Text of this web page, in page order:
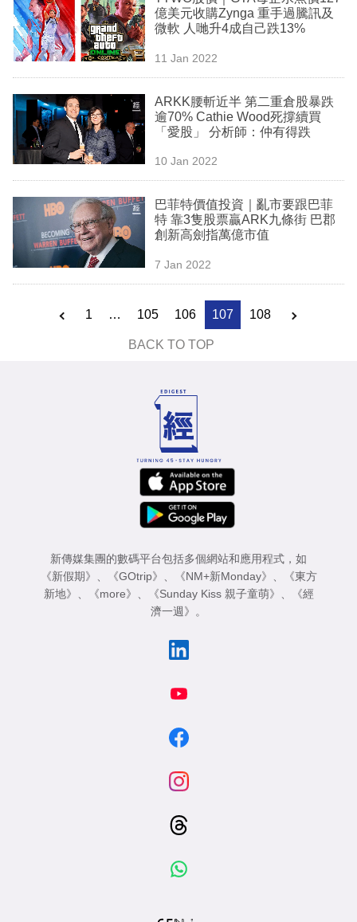
億美元收購Zynga 重手過騰訊及
微軟 人哋升4成自己跌13%
11 Jan 2022
ARKK腰斬近半 第二重倉股暴跌
逾70% Cathie Wood死撐續買
「愛股」 分析師：仲有得跌
10 Jan 2022
巴菲特價值投資｜亂市要跟巴菲
特 靠3隻股票贏ARK九條街 巴郡
創新高劍指萬億市值
7 Jan 2022
1 … 105 106 107 108
BACK TO TOP
新傳媒集團的數碼平台包括多個網站和應用程式，如
《新假期》 、 《GOtrip》 、 《NM+新Monday》 、
《東方
新地》 、 《more》 、 《Sunday Kiss 親子童萌》 、
《經
濟一週》 。